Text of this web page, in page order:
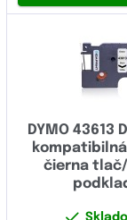
červená(0)
(2)
vínovo
fialovomodrá
DYMO 43613
čierna